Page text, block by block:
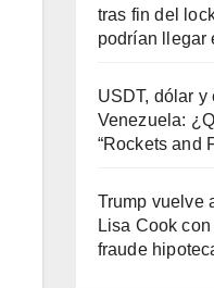
tras fin del
podrían llegar
USDT, dólar y
Venezuela:
“Rockets and
Trump vuelve
Lisa Cook
fraude